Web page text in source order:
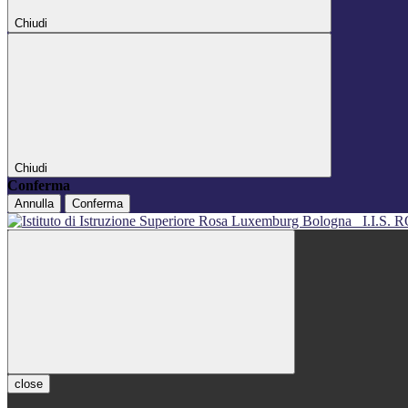
Chiudi
Chiudi
Conferma
Annulla Conferma
I.I.S.
close